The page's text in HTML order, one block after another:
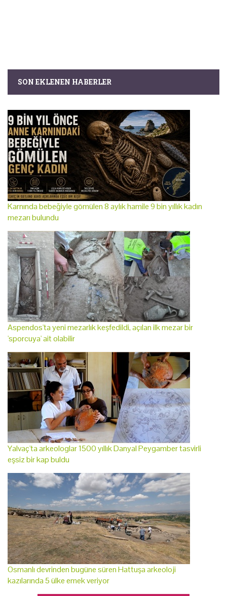
SON EKLENEN HABERLER
Karnında bebeğiyle gömülen 8 aylık hamile 9 bin yıllık kadın
mezarı bulundu
Aspendos'ta yeni mezarlık keşfedildi, açılan ilk mezar bir
'sporcuya' ait olabilir
Yalvaç'ta arkeologlar 1500 yıllık Danyal Peygamber tasvirli
eşsiz bir kap buldu
Osmanlı devrinden bugüne süren Hattuşa arkeoloji
kazılarında 5 ülke emek veriyor